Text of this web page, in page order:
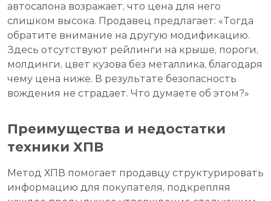
автосалона возражает, что цена для него
слишком высока. Продавец предлагает: «Тогда
обратите внимание на другую модификацию.
Здесь отсутствуют рейлинги на крыше, пороги,
молдинги, цвет кузова без металлика, благодаря
чему цена ниже. В результате безопасность
вождения не страдает. Что думаете об этом?»
Преимущества и недостатки
техники ХПВ
Метод ХПВ помогает продавцу структурировать
информацию для покупателя, подкрепляя